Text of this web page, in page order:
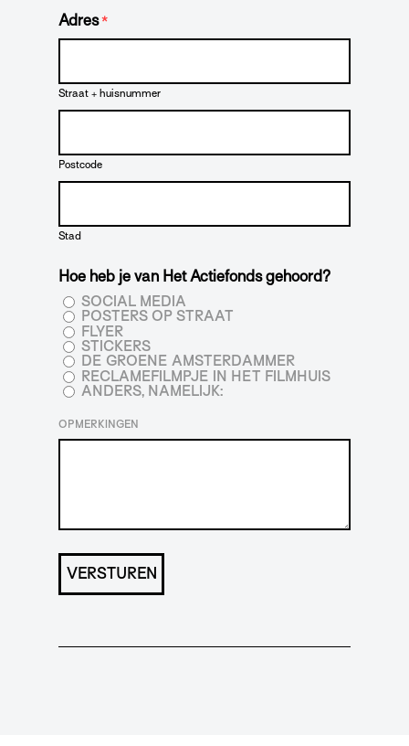
Adres *
Straat + huisnummer
Postcode
Stad
Hoe heb je van Het Actiefonds gehoord?
SOCIAL MEDIA
POSTERS OP STRAAT
FLYER
STICKERS
DE GROENE AMSTERDAMMER
RECLAMEFILMPJE IN HET FILMHUIS
ANDERS, NAMELIJK:
OPMERKINGEN